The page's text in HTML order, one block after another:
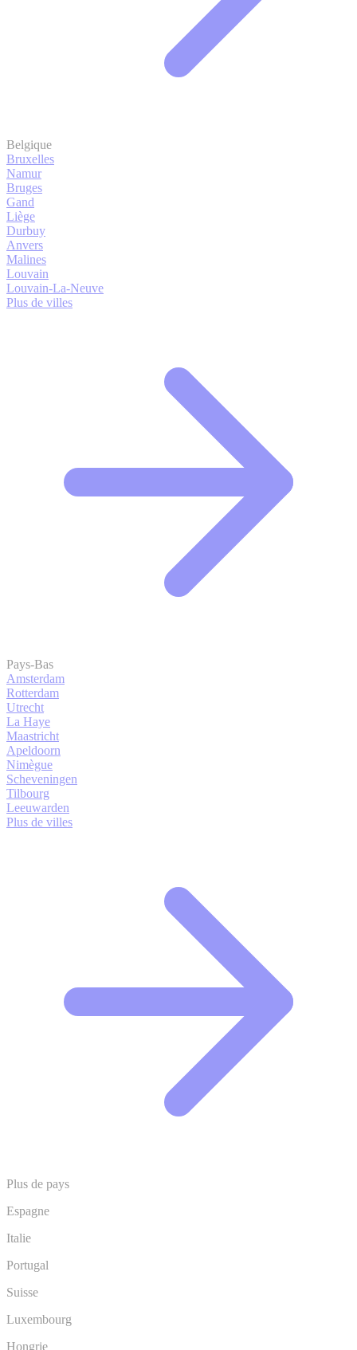
Belgique
Bruxelles
Namur
Bruges
Gand
Liège
Durbuy
Anvers
Malines
Louvain
Louvain-La-Neuve
Plus de villes
Pays-Bas
Amsterdam
Rotterdam
Utrecht
La Haye
Maastricht
Apeldoorn
Nimègue
Scheveningen
Tilbourg
Leeuwarden
Plus de villes
Plus de pays
Espagne
Italie
Portugal
Suisse
Luxembourg
Hongrie